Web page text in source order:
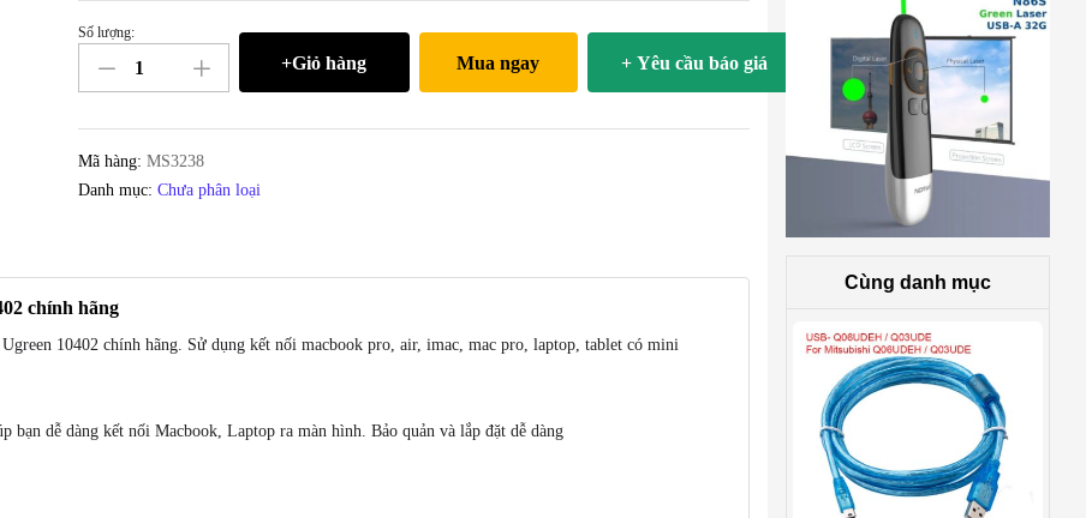
Mini
Displayport
to
DVI
24+5
Ugreen
Số lượng:
+Giỏ hàng Mua ngay + Yêu cầu báo giá
Mã hàng: MS3238
Danh mục: Chưa phân loại
chính hãng
10402 chính hãng. Sử dụng kết nối macbook pro, air, imac, mac pro, laptop, tablet có mini
bạn dễ dàng kết nối Macbook, Laptop ra màn hình. Bảo quản và lắp đặt dễ dàng
Cùng danh mục